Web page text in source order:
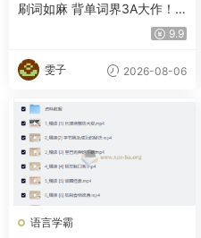
刷词如麻 背单词界3A大作！
不靠死记硬背，用词根逻辑批
9.9
雯子 2026-08-06
语言学霸